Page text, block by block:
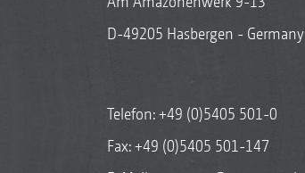
D-49205 Hasbergen - Germany
Telefon:+49 (0)5405 501-0
Fax: +49 (0)5405 501-147